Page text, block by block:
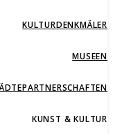
KULTURDENKMÄLER
MUSEEN
KUNST & KULTUR